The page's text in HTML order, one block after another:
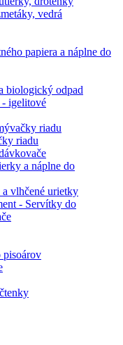
vedrá
papiera a náplne do
biologický odpad
- igelitové
riadu
riadu
a náplne do
vlhčené urietky
- Servítky do
pisoárov